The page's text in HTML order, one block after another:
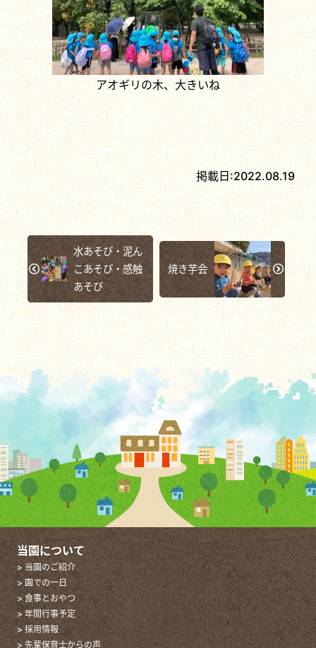
アオギリの木、大きいね
掲載日:2022.08.19
水あそび・泥ん
こあそび・感触
あそび
焼き芋会
当園について
> 当園のご紹介
> 園での一日
> 食事とおやつ
> 年間行事予定
> 採用情報
> 先輩保育士からの声